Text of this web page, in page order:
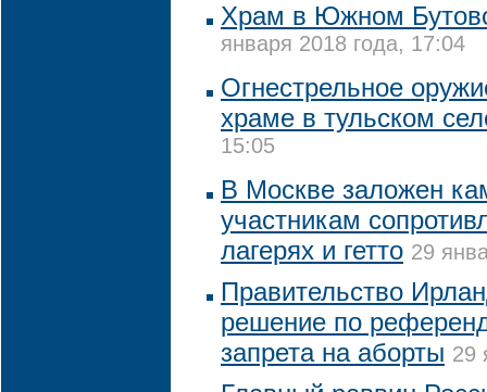
Храм в Южном
января 2018 года, 17:04
Огнестрельное
храме в тульском
15:05
В Москве заложен
участникам
лагерях и гетто 29
Правительство
решение по
запрета на аборты 29